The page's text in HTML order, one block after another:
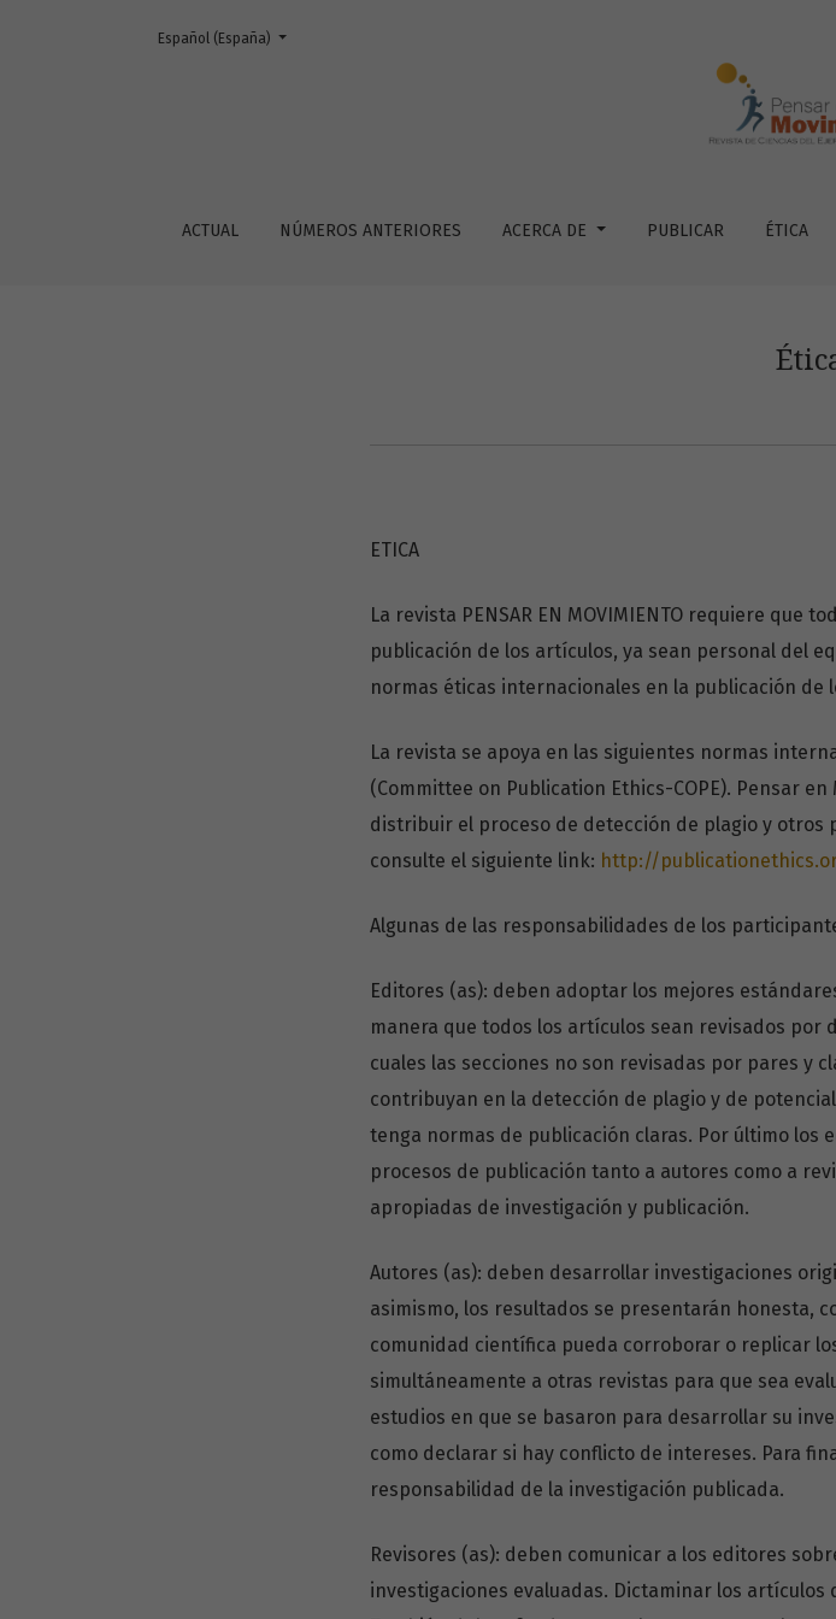
Ética
ACTUAL NÚMEROS ANTERIORES ACERCA DE PUBLICAR ÉTICA
Cambiar el idioma. El actual es:
Español (España)
ETICA
La revista PENSAR EN MOVIMIENTO requiere que
publicación de los artículos, ya sean personal del
normas éticas internacionales en la publicación de
La revista se apoya en las siguientes normas
(Committee on Publication Ethics-COPE). Pensar
distribuir el proceso de detección de plagio y otros
consulte el siguiente link: http://
Algunas de las responsabilidades de los
Editores (as): deben adoptar los mejores
manera que todos los artículos sean revisados por
cuales las secciones no son revisadas por pares y
contribuyan en la detección de plagio y de
tenga normas de publicación claras. Por último los
procesos de publicación tanto a autores como a
apropiadas de investigación y publicación.
Autores (as): deben desarrollar investigaciones
asimismo, los resultados se presentarán honesta,
comunidad científica pueda corroborar o replicar
simultáneamente a otras revistas para que sea
estudios en que se basaron para desarrollar su
como declarar si hay conflicto de intereses. Para
responsabilidad de la investigación publicada.
Revisores (as): deben comunicar a los editores
investigaciones evaluadas. Dictaminar los